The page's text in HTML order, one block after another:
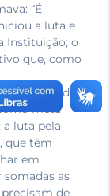
“É
a luta e
Instituição; o
que, como
Tudo
meta
luta pela
que têm
em
as
de